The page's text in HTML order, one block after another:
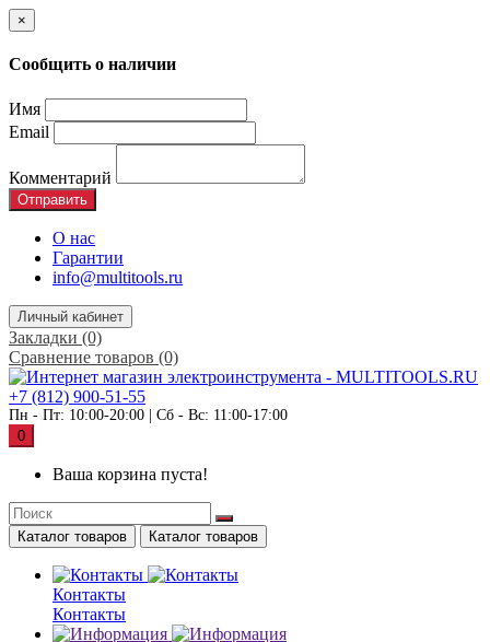
×
Сообщить о наличии
Имя
Email
Комментарий
Отправить
О нас
Гарантии
info@multitools.ru
Личный кабинет
Закладки (0)
Сравнение товаров (0)
+7 (812) 900-51-55
Пн - Пт: 10:00-20:00 | Сб - Вс: 11:00-17:00
0
Ваша корзина пуста!
Каталог товаров Каталог товаров
Контакты
Контакты